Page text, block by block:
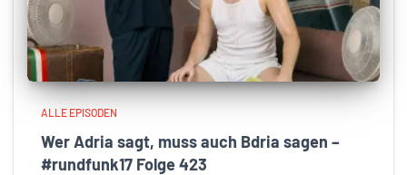
ALLE EPISODEN
Wer Adria sagt, muss auch Bdria sagen –
#rundfunk17 Folge 423